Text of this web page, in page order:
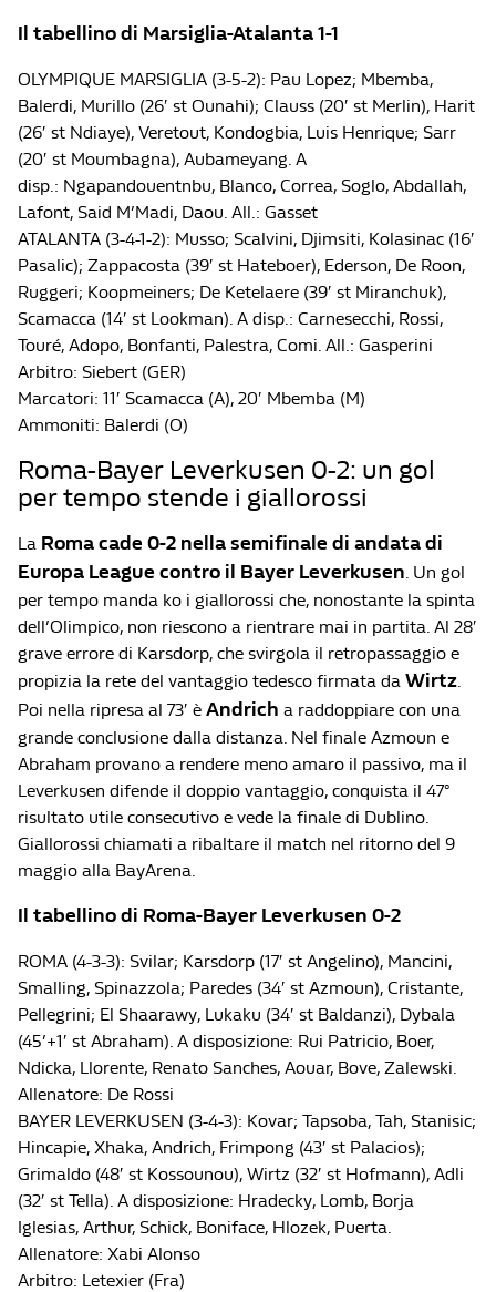
Il tabellino di Marsiglia-Atalanta 1-1
OLYMPIQUE MARSIGLIA (3-5-2): Pau Lopez; Mbemba,
Balerdi, Murillo (26′ st Ounahi); Clauss (20′ st Merlin), Harit
(26′ st Ndiaye), Veretout, Kondogbia, Luis Henrique; Sarr
(20′ st Moumbagna), Aubameyang. A
disp.: Ngapandouentnbu, Blanco, Correa, Soglo, Abdallah,
Lafont, Said M’Madi, Daou. All.: Gasset
ATALANTA (3-4-1-2): Musso; Scalvini, Djimsiti, Kolasinac (16′
Pasalic); Zappacosta (39′ st Hateboer), Ederson, De Roon,
Ruggeri; Koopmeiners; De Ketelaere (39′ st Miranchuk),
Scamacca (14′ st Lookman). A disp.: Carnesecchi, Rossi,
Touré, Adopo, Bonfanti, Palestra, Comi. All.: Gasperini
Arbitro: Siebert (GER)
Marcatori: 11′ Scamacca (A), 20′ Mbemba (M)
Ammoniti: Balerdi (O)
Roma-Bayer Leverkusen 0-2: un gol
per tempo stende i giallorossi
La Roma cade 0-2 nella semifinale di andata di
Europa League contro il Bayer Leverkusen. Un gol
per tempo manda ko i giallorossi che, nonostante la spinta
dell’Olimpico, non riescono a rientrare mai in partita. Al 28′
grave errore di Karsdorp, che svirgola il retropassaggio e
propizia la rete del vantaggio tedesco firmata da Wirtz.
Poi nella ripresa al 73′ è Andrich a raddoppiare con una
grande conclusione dalla distanza. Nel finale Azmoun e
Abraham provano a rendere meno amaro il passivo, ma il
Leverkusen difende il doppio vantaggio, conquista il 47°
risultato utile consecutivo e vede la finale di Dublino.
Giallorossi chiamati a ribaltare il match nel ritorno del 9
maggio alla BayArena.
Il tabellino di Roma-Bayer Leverkusen 0-2
ROMA (4-3-3): Svilar; Karsdorp (17′ st Angelino), Mancini,
Smalling, Spinazzola; Paredes (34′ st Azmoun), Cristante,
Pellegrini; El Shaarawy, Lukaku (34′ st Baldanzi), Dybala
(45’+1′ st Abraham). A disposizione: Rui Patricio, Boer,
Ndicka, Llorente, Renato Sanches, Aouar, Bove, Zalewski.
Allenatore: De Rossi
BAYER LEVERKUSEN (3-4-3): Kovar; Tapsoba, Tah, Stanisic;
Hincapie, Xhaka, Andrich, Frimpong (43′ st Palacios);
Grimaldo (48′ st Kossounou), Wirtz (32′ st Hofmann), Adli
(32′ st Tella). A disposizione: Hradecky, Lomb, Borja
Iglesias, Arthur, Schick, Boniface, Hlozek, Puerta.
Allenatore: Xabi Alonso
Arbitro: Letexier (Fra)